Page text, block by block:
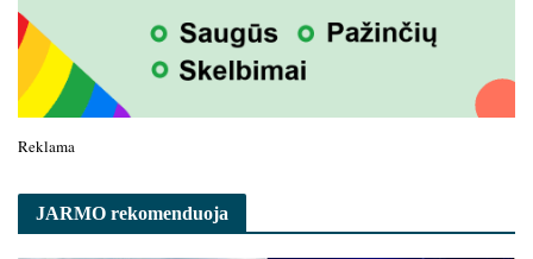
Reklama
JARMO rekomenduoja